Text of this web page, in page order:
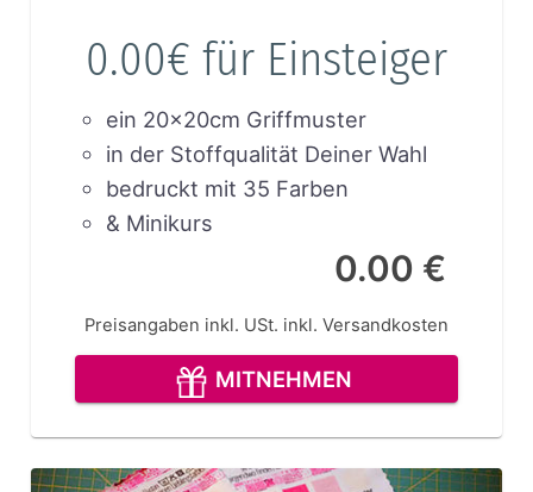
0.00€ für Einsteiger
ein 20x20cm Griffmuster
in der Stoffqualität Deiner Wahl
bedruckt mit 35 Farben
& Minikurs
0.00 €
Preisangaben inkl. USt. inkl. Versandkosten
MITNEHMEN